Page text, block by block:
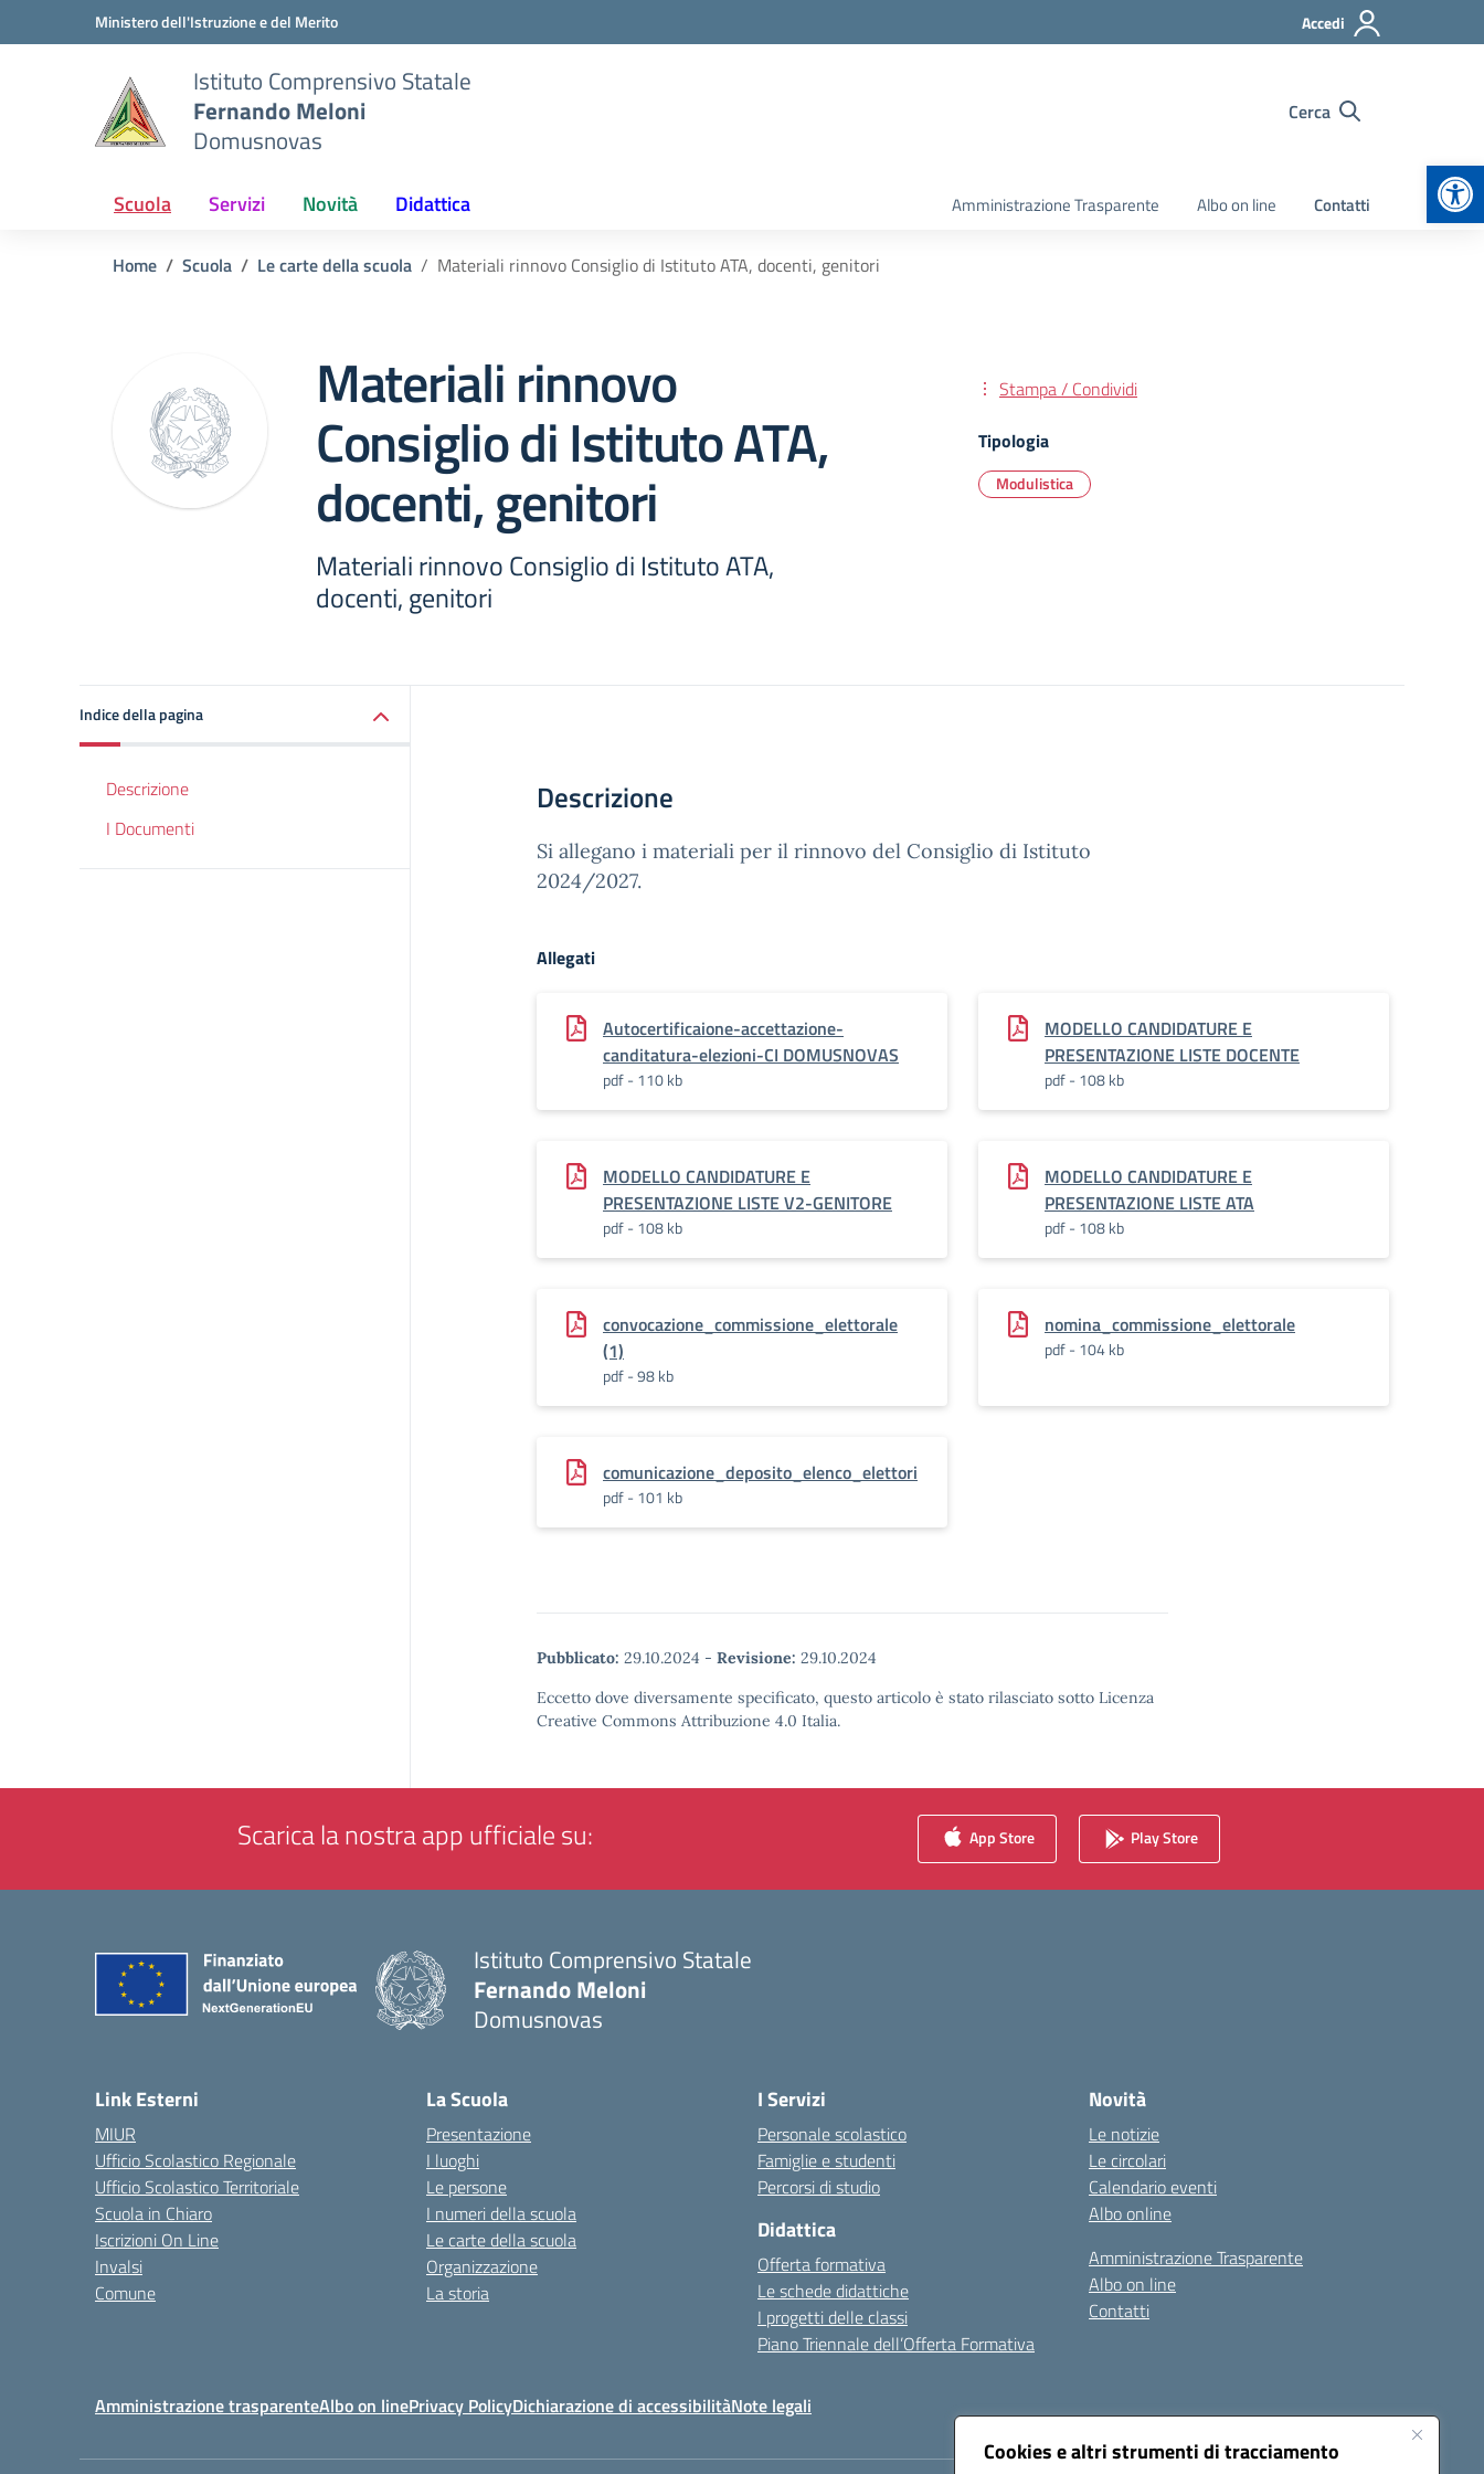
Cookies e altri strumenti di tracciamento
Vai ai contenuti
Vai al menu di navigazioneMinistero dell'Istruzione e del Merito Accedi
Istituto Comprensivo Statale
Fernando Meloni
Domusnovas
Cerca
Scuola Servizi Novità Didattica Amministrazione Trasparente Albo on line Contatti
Home Scuola Le carte della scuola Materiali rinnovo Consiglio di Istituto ATA, docenti, genitori
Materiali rinnovo
Consiglio di Istituto ATA,
docenti, genitori
Materiali rinnovo Consiglio di Istituto ATA,
docenti, genitori
Stampa / Condividi
Tipologia
Modulistica
Indice della pagina
Descrizione
I Documenti
Descrizione
Si allegano i materiali per il rinnovo del Consiglio di Istituto
2024/2027.
Allegati
Autocertificaione-accettazione-
canditatura-elezioni-CI DOMUSNOVAS
pdf - 110 kb
MODELLO CANDIDATURE E
PRESENTAZIONE LISTE DOCENTE
pdf - 108 kb
MODELLO CANDIDATURE E
PRESENTAZIONE LISTE V2-GENITORE
pdf - 108 kb
MODELLO CANDIDATURE E
PRESENTAZIONE LISTE ATA
pdf - 108 kb
convocazione_commissione_elettorale
(1)
pdf - 98 kb
nomina_commissione_elettorale
pdf - 104 kb
comunicazione_deposito_elenco_elettori
pdf - 101 kb
Pubblicato: 29.10.2024 - Revisione: 29.10.2024
Eccetto dove diversamente specificato, questo articolo è stato rilasciato sotto Licenza
Creative Commons Attribuzione 4.0 Italia.
Scarica la nostra app ufficiale su: App Store Play Store
Istituto Comprensivo Statale
Fernando Meloni
Domusnovas
Link Esterni
MIUR
Ufficio Scolastico Regionale
Ufficio Scolastico Territoriale
Scuola in Chiaro
Iscrizioni On Line
Invalsi
Comune
La Scuola
Presentazione
I luoghi
Le persone
I numeri della scuola
Le carte della scuola
Organizzazione
La storia
I Servizi
Personale scolastico
Famiglie e studenti
Percorsi di studio
Didattica
Offerta formativa
Le schede didattiche
I progetti delle classi
Piano Triennale dell’Offerta Formativa
Novità
Le notizie
Le circolari
Calendario eventi
Albo online
Amministrazione Trasparente
Albo on line
Contatti
Amministrazione trasparenteAlbo on linePrivacy PolicyDichiarazione di accessibilitàNote legali